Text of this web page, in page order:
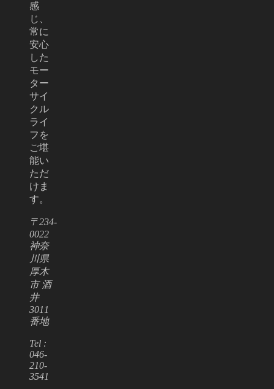
感
じ、
常に
安心
した
モー
ター
サイ
クル
ライ
フを
ご堪
能い
ただ
けま
す。
〒234-
0022
神奈
川県
厚木
市 酒
井
3011
番地
Tel :
046-
210-
3541